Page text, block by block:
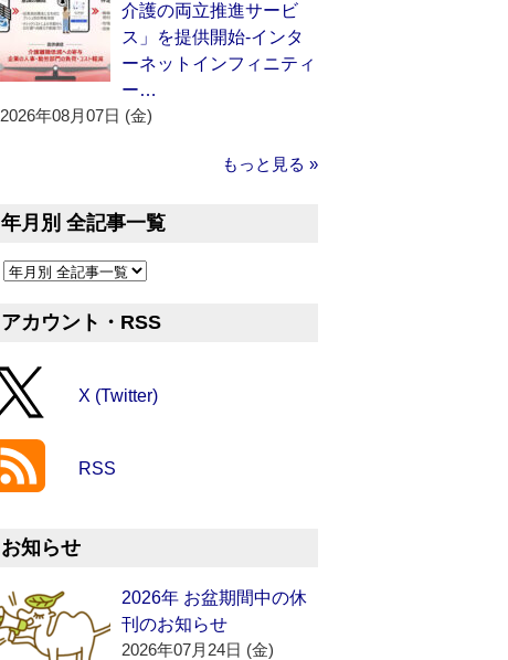
介護の両立推進サービ
ス」を提供開始‐インタ
ーネットインフィニティ
ー…
2026年08月07日 (金)
もっと見る »
年月別 全記事一覧
アカウント・RSS
X (Twitter)
RSS
お知らせ
2026年 お盆期間中の休
刊のお知らせ
2026年07月24日 (金)